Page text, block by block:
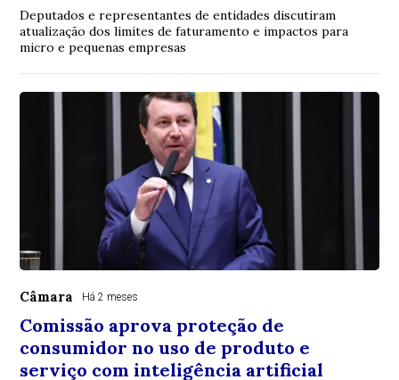
Deputados e representantes de entidades discutiram
atualização dos limites de faturamento e impactos para
micro e pequenas empresas
Câmara Há 2 meses
Comissão aprova proteção de
consumidor no uso de produto e
serviço com inteligência artificial